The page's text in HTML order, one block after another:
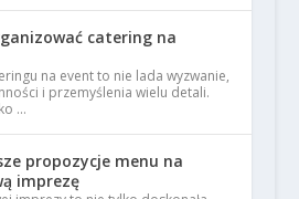
catering na
na event to nie lada wyzwanie,
i przemyślenia wielu detali.
…
propozycje menu na
imprezę